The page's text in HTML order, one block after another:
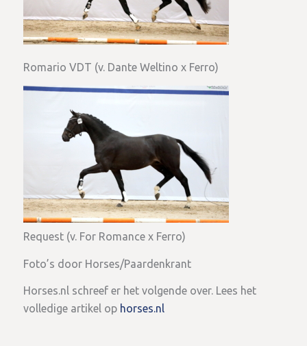
Romario VDT (v. Dante Weltino x Ferro)
Request (v. For Romance x Ferro)
Foto’s door Horses/Paardenkrant
Horses.nl schreef er het volgende over. Lees het
volledige artikel op horses.nl